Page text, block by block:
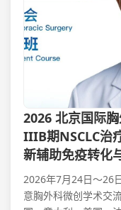
2026 北京国际
IIIB期NSCLC治
新辅助免疫转化
2026年7月24日～26
意胸外科微创学术交